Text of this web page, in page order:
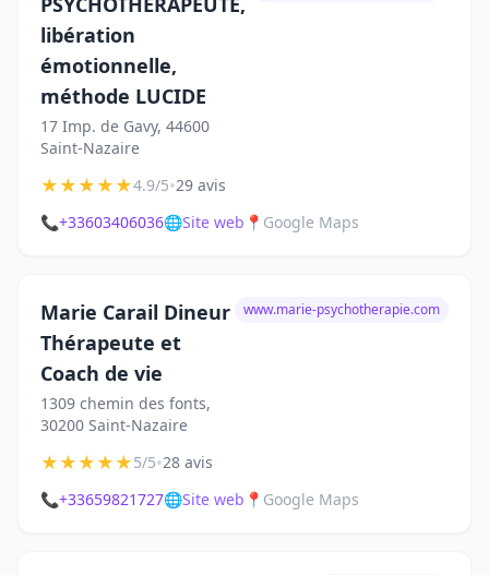
libération
émotionnelle,
méthode LUCIDE
17 Imp. de Gavy, 44600
Saint-Nazaire
★★★★★4.9/5•29 avis
📞+33603406036🌐Site web 📍 Google Maps
Marie Carail Dineur
Thérapeute et
Coach de vie
1309 chemin des fonts,
30200 Saint-Nazaire
www.marie-psychotherapie.com
★★★★★5/5•28 avis
📞+33659821727🌐Site web 📍 Google Maps